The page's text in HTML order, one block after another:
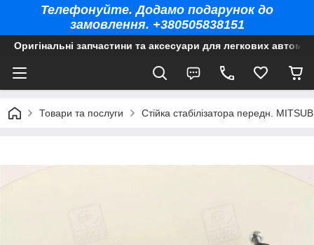
Телефонуйте. Додамо подарунок до
замовлення. +380505838151
Оригінальні запчастини та аксесуари для легкових
Товари та послуги Стійка стабілізатора передн.